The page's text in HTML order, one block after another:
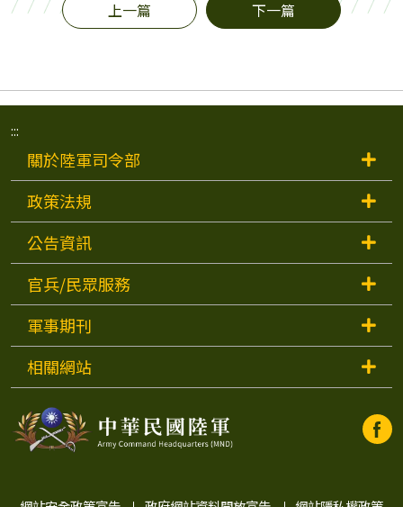
上一篇 下一篇
:::
關於陸軍司令部
政策法規
公告資訊
官兵/民眾服務
軍事期刊
相關網站
中
中
華
陸